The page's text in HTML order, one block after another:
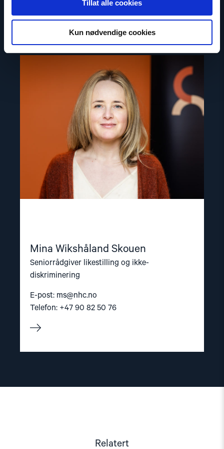
Tillat alle cookies
Kun nødvendige cookies
Kontakt
Mina Wikshåland Skouen
Seniorrådgiver likestilling og ikke-
diskriminering
E-post: ms@nhc.no
Telefon: +47 90 82 50 76
"Mina
Wikshåland
Skouen"
Relatert